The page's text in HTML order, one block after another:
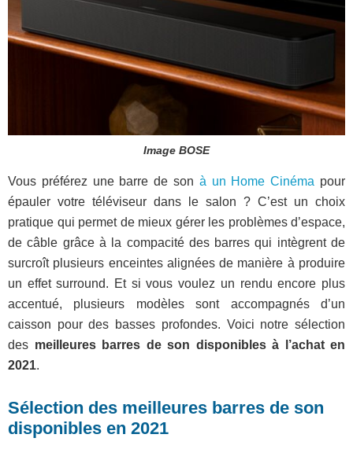
Image BOSE
Vous préférez une barre de son à un Home Cinéma pour
épauler votre téléviseur dans le salon ? C’est un choix
pratique qui permet de mieux gérer les problèmes d’espace,
de câble grâce à la compacité des barres qui intègrent de
surcroît plusieurs enceintes alignées de manière à produire
un effet surround. Et si vous voulez un rendu encore plus
accentué, plusieurs modèles sont accompagnés d’un
caisson pour des basses profondes. Voici notre sélection
des meilleures barres de son disponibles à l’achat en
2021.
Sélection des meilleures barres de son
disponibles en 2021